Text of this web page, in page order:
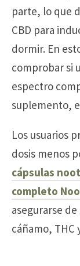
parte, lo que
CBD para
dormir. En
comprobar si
espectro
suplemento,
Los usuarios
dosis menos
cápsulas
completo
asegurarse
cáñamo, THC